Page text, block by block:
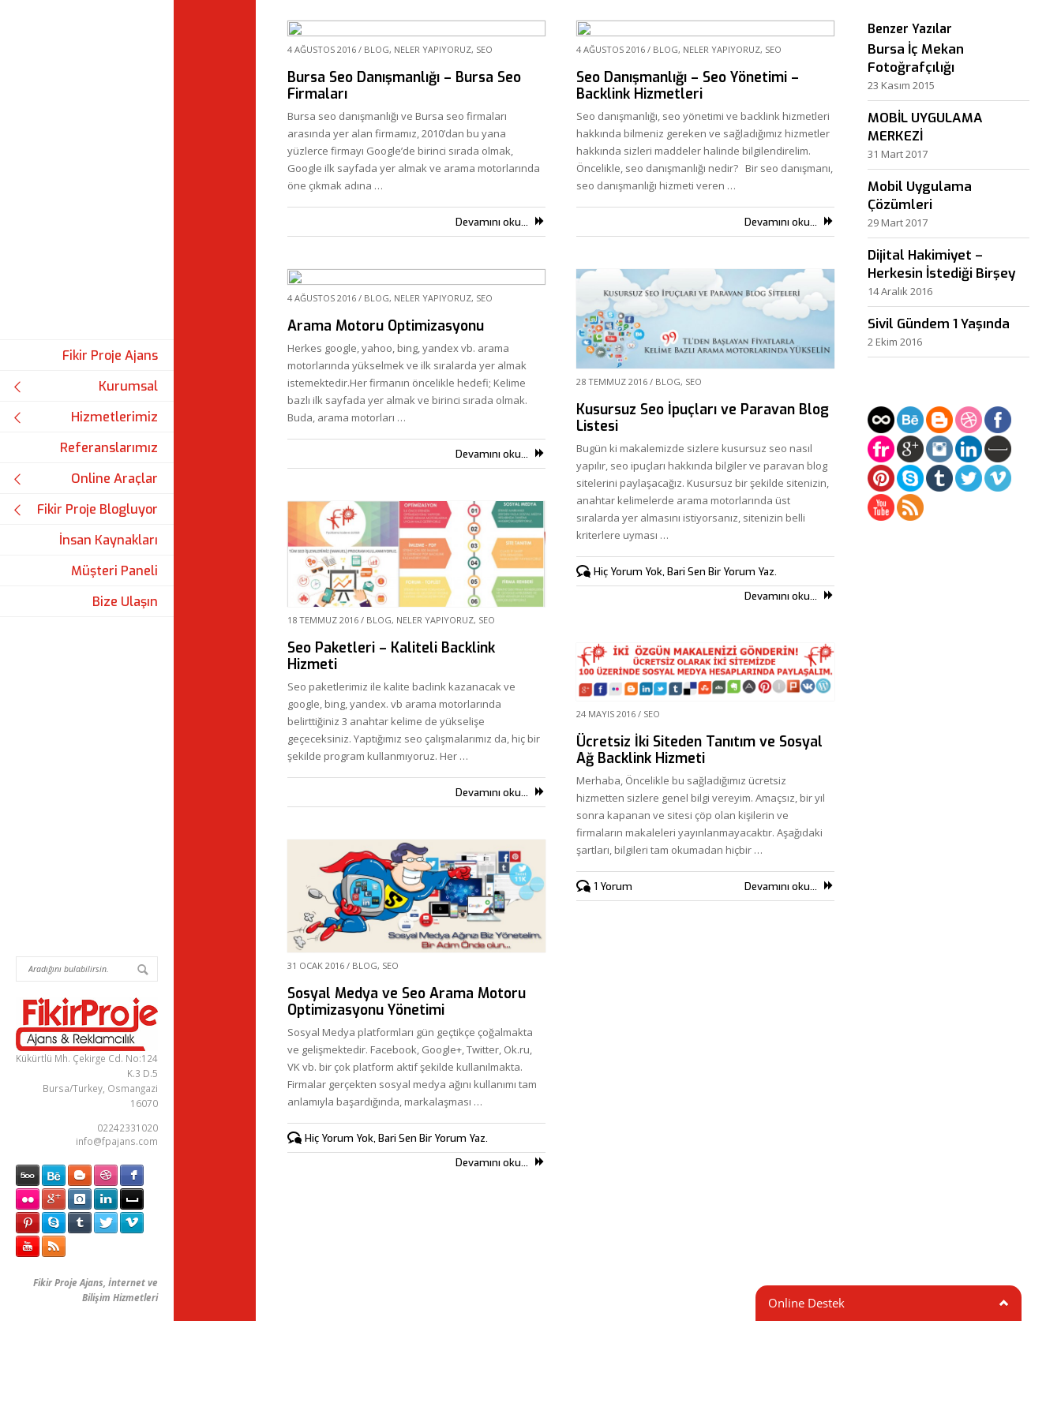
Fikir Proje Ajans
Kurumsal
Hizmetlerimiz
Referanslarımız
Online Araçlar
Fikir Proje Blogluyor
İnsan Kaynakları
Müşteri Paneli
Bize Ulaşın
Kükürtlü Mh. Çekirge Cd. No:124
K.3 D.5
Bursa/Turkey, Osmangazi
16070
02242331020
info@fpajans.com
Fikir Proje Ajans, İnternet ve
Bilişim Hizmetleri
4 AĞUSTOS 2016 / BLOG, NELER YAPIYORUZ, SEO
Bursa Seo Danışmanlığı – Bursa Seo
Firmaları
Bursa seo danışmanlığı ve Bursa seo firmaları
arasında yer alan firmamız, 2010’dan bu yana
yüzlerce firmayı Google’de birinci sırada olmak,
Google ilk sayfada yer almak ve arama motorlarında
öne çıkmak adına …
Devamını oku...
4 AĞUSTOS 2016 / BLOG, NELER YAPIYORUZ, SEO
Seo Danışmanlığı – Seo Yönetimi –
Backlink Hizmetleri
Seo danışmanlığı, seo yönetimi ve backlink hizmetleri
hakkında bilmeniz gereken ve sağladığımız hizmetler
hakkında sizleri maddeler halinde bilgilendirelim.
Öncelikle, seo danışmanlığı nedir? Bir seo danışmanı,
seo danışmanlığı hizmeti veren …
Devamını oku...
4 AĞUSTOS 2016 / BLOG, NELER YAPIYORUZ, SEO
Arama Motoru Optimizasyonu
Herkes google, yahoo, bing, yandex vb. arama
motorlarında yükselmek ve ilk sıralarda yer almak
istemektedir.Her firmanın öncelikle hedefi; Kelime
bazlı ilk sayfada yer almak ve birinci sırada olmak.
Buda, arama motorları …
Devamını oku...
28 TEMMUZ 2016 / BLOG, SEO
Kusursuz Seo İpuçları ve Paravan Blog
Listesi
Bugün ki makalemizde sizlere kusursuz seo nasıl
yapılır, seo ipuçları hakkında bilgiler ve paravan blog
sitelerini paylaşacağız. Kusursuz bir şekilde sitenizin,
anahtar kelimelerde arama motorlarında üst
sıralarda yer almasını istiyorsanız, sitenizin belli
kriterlere uyması …
Hiç Yorum Yok, Bari Sen Bir Yorum Yaz.
Devamını oku...
18 TEMMUZ 2016 / BLOG, NELER YAPIYORUZ, SEO
Seo Paketleri – Kaliteli Backlink
Hizmeti
Seo paketlerimiz ile kalite baclink kazanacak ve
google, bing, yandex. vb arama motorlarında
belirttiğiniz 3 anahtar kelime de yükselişe
geçeceksiniz. Yaptığımız seo çalışmalarımız da, hiç bir
şekilde program kullanmıyoruz. Her …
Devamını oku...
24 MAYIS 2016 / SEO
Ücretsiz İki Siteden Tanıtım ve Sosyal
Ağ Backlink Hizmeti
Merhaba, Öncelikle bu sağladığımız ücretsiz
hizmetten sizlere genel bilgi vereyim. Amaçsız, bir yıl
sonra kapanan ve sitesi çöp olan kişilerin ve
firmaların makaleleri yayınlanmayacaktır. Aşağıdaki
şartları, bilgileri tam okumadan hiçbir …
1 Yorum Devamını oku...
31 OCAK 2016 / BLOG, SEO
Sosyal Medya ve Seo Arama Motoru
Optimizasyonu Yönetimi
Sosyal Medya platformları gün geçtikçe çoğalmakta
ve gelişmektedir. Facebook, Google+, Twitter, Ok.ru,
VK vb. bir çok platform aktif şekilde kullanılmakta.
Firmalar gerçekten sosyal medya ağını kullanımı tam
anlamıyla başardığında, markalaşması …
Hiç Yorum Yok, Bari Sen Bir Yorum Yaz.
Devamını oku...
Benzer Yazılar
Bursa İç Mekan
Fotoğrafçılığı
23 Kasım 2015
MOBİL UYGULAMA
MERKEZİ
31 Mart 2017
Mobil Uygulama
Çözümleri
29 Mart 2017
Dijital Hakimiyet –
Herkesin İstediği Birşey
14 Aralık 2016
Sivil Gündem 1 Yaşında
2 Ekim 2016